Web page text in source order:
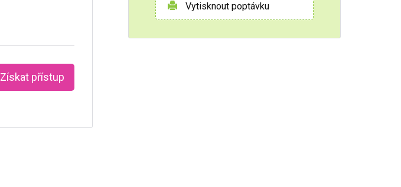
Získat přístup
Vytisknout poptávku